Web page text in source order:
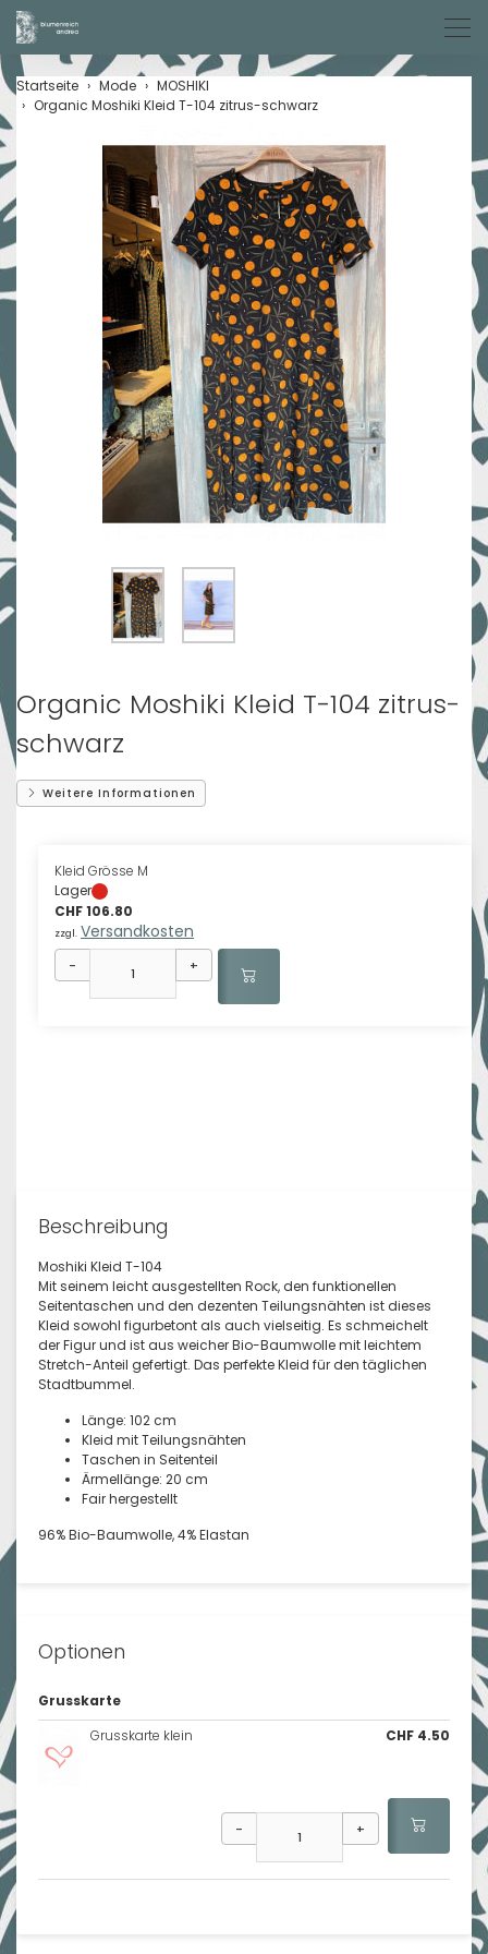
Startseite Mode
MOSHIKI
Organic Moshiki Kleid T-104 zitrus-schwarz
Organic Moshiki Kleid T-104 zitrus-
schwarz
Weitere Informationen
Kleid Grösse M
Lager
CHF 106.80
zzgl. Versandkosten
- +
Beschreibung
Moshiki Kleid T-104
Mit seinem leicht ausgestellten Rock, den funktionellen
Seitentaschen und den dezenten Teilungsnähten ist dieses
Kleid sowohl figurbetont als auch vielseitig. Es schmeichelt
der Figur und ist aus weicher Bio-Baumwolle mit leichtem
Stretch-Anteil gefertigt. Das perfekte Kleid für den täglichen
Stadtbummel.
Länge: 102 cm
Kleid mit Teilungsnähten
Taschen in Seitenteil
Ärmellänge: 20 cm
Fair hergestellt
96% Bio-Baumwolle, 4% Elastan
Optionen
Grusskarte
Grusskarte klein
CHF 4.50
- +